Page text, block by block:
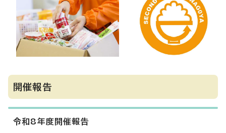
開催報告
令和8年度開催報告